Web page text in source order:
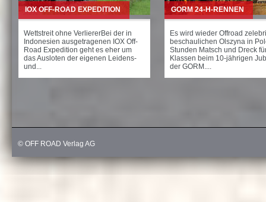
IOX OFF-ROAD EXPEDITION
Wettstreit ohne VerliererBei der in
Indonesien ausgetragenen IOX Off-
Road Expedition geht es eher um
das Ausloten der eigenen Leidens-
und...
GORM 24-H-RENNEN
Es wird wieder Offroad
beschaulichen Olszyna in
Stunden Matsch und Dreck
Klassen beim 10-jährigen
der GORM....
© OFF ROAD Verlag AG